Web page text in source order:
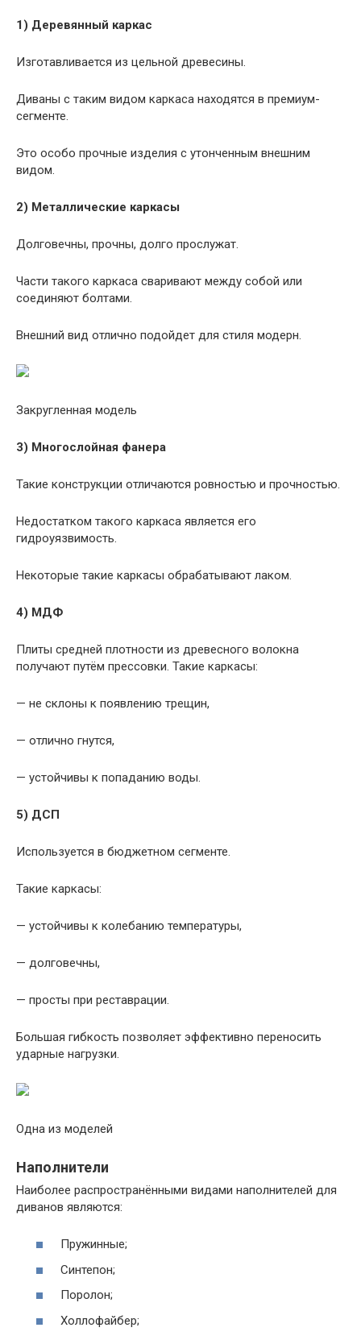
1) Деревянный каркас
Изготавливается из цельной древесины.
Диваны с таким видом каркаса находятся в премиум-
сегменте.
Это особо прочные изделия с утонченным внешним
видом.
2) Металлические каркасы
Долговечны, прочны, долго прослужат.
Части такого каркаса сваривают между собой или
соединяют болтами.
Внешний вид отлично подойдет для стиля модерн.
Закругленная модель
3) Многослойная фанера
Такие конструкции отличаются ровностью и прочностью.
Недостатком такого каркаса является его
гидроуязвимость.
Некоторые такие каркасы обрабатывают лаком.
4) МДФ
Плиты средней плотности из древесного волокна
получают путём прессовки. Такие каркасы:
— не склоны к появлению трещин,
— отлично гнутся,
— устойчивы к попаданию воды.
5) ДСП
Используется в бюджетном сегменте.
Такие каркасы:
— устойчивы к колебанию температуры,
— долговечны,
— просты при реставрации.
Большая гибкость позволяет эффективно переносить
ударные нагрузки.
Одна из моделей
Наполнители
Наиболее распространёнными видами наполнителей для
диванов являются:
Пружинные;
Синтепон;
Поролон;
Холлофайбер;